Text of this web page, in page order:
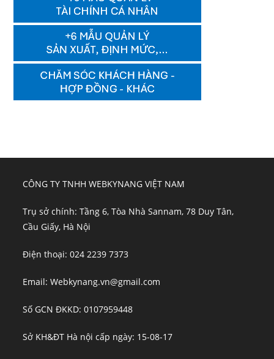
CÔNG TY TNHH WEBKYNANG VIỆT NAM
Trụ sở chính: Tầng 6, Tòa Nhà Sannam, 78 Duy Tân,
Cầu Giấy, Hà Nội
Điện thoại: 024 2239 7373
Email: Webkynang.vn@gmail.com
Số GCN ĐKKD: 0107959448
Sở KH&ĐT Hà nội cấp ngày: 15-08-17